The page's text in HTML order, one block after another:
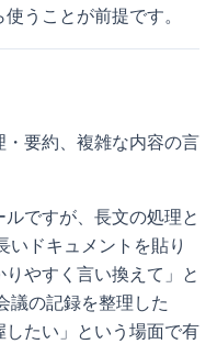
うことが前提です。
・要約、複雑な内容の言
ですが、長文の処理と
いドキュメントを貼り
やすく言い換えて」と
議の記録を整理した
たい」という場面で有